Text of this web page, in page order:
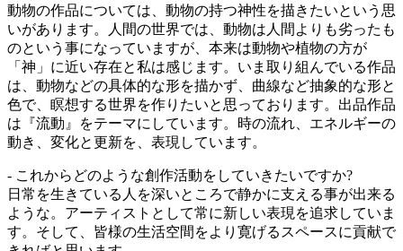
動物の作品については、動物の持つ神性を描きたいという思
いがあります。人間の世界では、動物は人間よりも劣ったも
のという事になっていますが、本来は動物や植物の方が
「神」に近い存在と私は感じます。いま取り組んでいる作品
は、動物などの具体的な形を描かず、曲線など抽象的な形と
色で、瞑想する世界を作りたいと思っております。出品作品
は『流動』をテーマにしています。時の流れ、エネルギーの
動き、変化と更新を、表現しています。
- これからどのような創作活動をしていきたいですか?
日常を生きている人を深いところで静かに支える事が出来る
ような。アーティストとして常に新しい表現を追求していま
す。そして、皆様の生活空間をより寛げるスペースに貢献で